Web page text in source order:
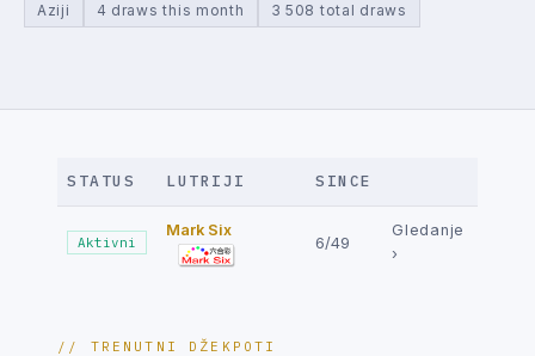
Aziji 4 draws this month 3 508 total draws
STATUS LUTRIJI SINCE
Aktivni
Mark Six
6/49
Gledanje
›
// TRENUTNI DŽEKPOTI